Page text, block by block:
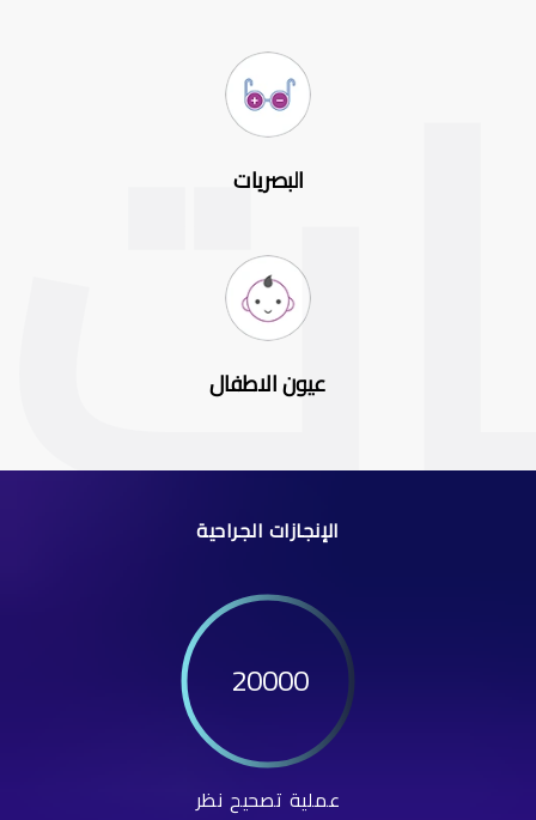
البصريات
عيون الاطفال
الإنجازات الجراحية
20000
عملية تصحيح نظر